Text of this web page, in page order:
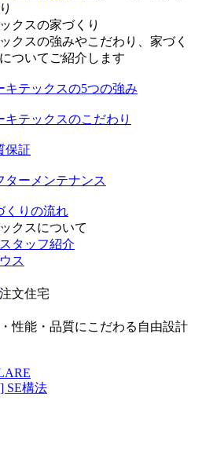
クスの家づくり
クスの強みやこだわり、家づく
ついてご紹介します
キテックスの5つの強み
キテックスのこだわり
保証
ターメンテナンス
くりの流れ
クスについて
スタッフ紹介
ス
注文住宅
性能・品質にこだわる自由設計
SE構法